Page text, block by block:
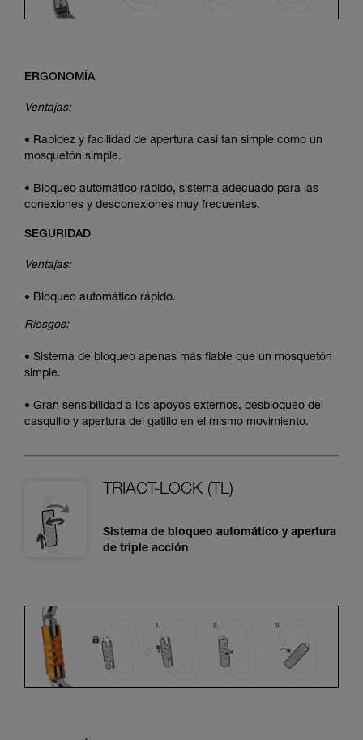
ERGONOMÍA
Ventajas:
• Rapidez y facilidad de apertura casi tan simple como un
mosquetón simple.
• Bloqueo automático rápido, sistema adecuado para las
conexiones y desconexiones muy frecuentes.
SEGURIDAD
Ventajas:
• Bloqueo automático rápido.
Riesgos:
• Sistema de bloqueo apenas más fiable que un mosquetón
simple.
• Gran sensibilidad a los apoyos externos, desbloqueo del
casquillo y apertura del gatillo en el mismo movimiento.
TRIACT-LOCK (TL)
Sistema de bloqueo automático y apertura
de triple acción